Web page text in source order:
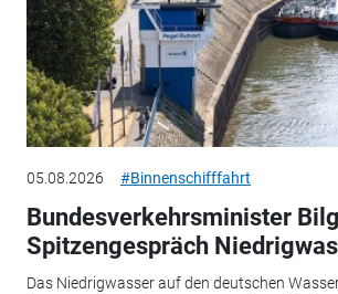
05.08.2026 #Binnenschifffahrt
Bundesverkehrsminister
Spitzengespräch
Das Niedrigwasser auf den deutschen